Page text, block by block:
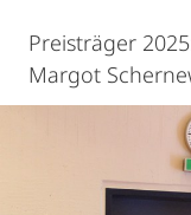
Preisträger
Margot